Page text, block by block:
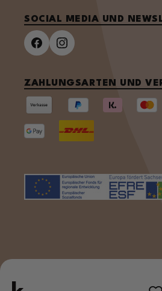
SOCIAL MEDIA UND
ZAHLUNGSARTEN UND